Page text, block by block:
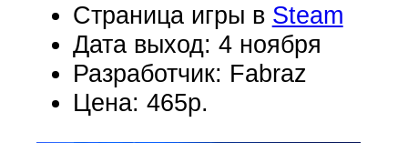
Страница игры в Steam
Дата выход: 4 ноября
Разработчик: Fabraz
Цена: 465р.